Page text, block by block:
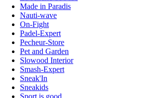
Made in Paradis
Nauti-wave
On-Fight
Padel-Expert
Pecheur-Store
Pet and Garden
Slowood Interior
Smash-Expert
Sneak'In
Sneakids
Sport is good